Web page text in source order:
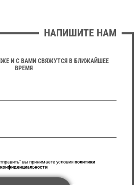
НАПИШИТЕ НАМ
И С ВАМИ СВЯЖУТСЯ В БЛИЖАЙШЕЕ
ВРЕМЯ
вы принимаете условия политики
конфиденциальности